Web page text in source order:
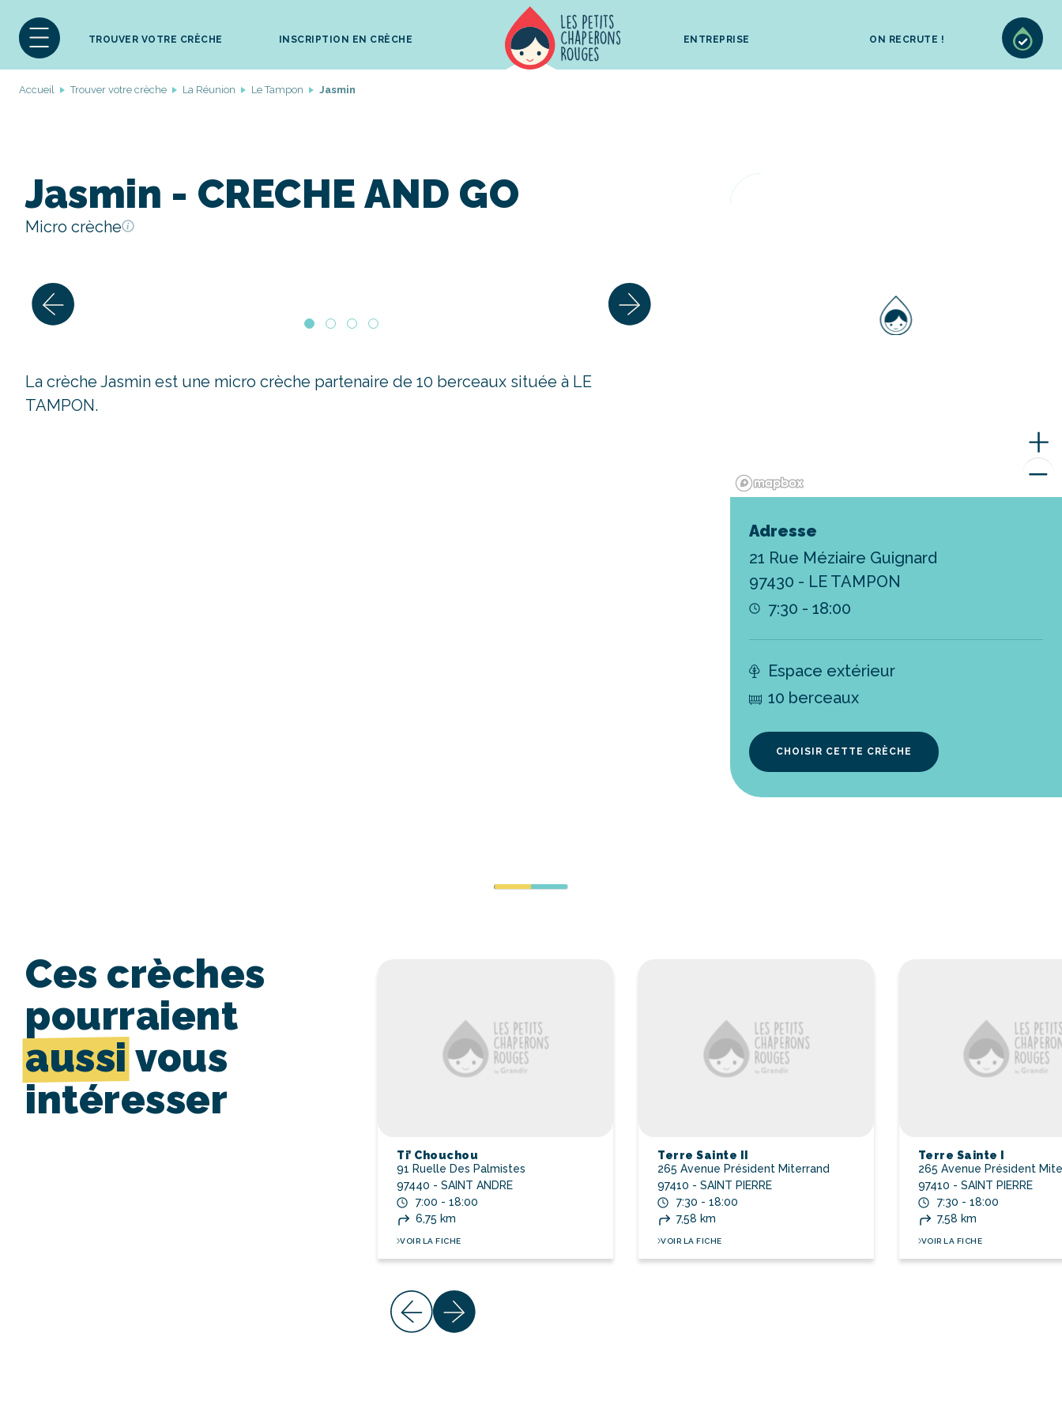
TROUVER VOTRE CRÈCHE INSCRIPTION EN CRÈCHE ENTREPRISE ON RECRUTE !
Accueil Trouver votre crèche La Réunion Le Tampon Jasmin
Jasmin - CRECHE AND GO
Micro crèche
Adresse
21 Rue Méziaire Guignard
97430 - LE TAMPON
7:30 - 18:00
Espace extérieur
10 berceaux
CHOISIR CETTE CRÈCHE
La crèche Jasmin est une micro crèche partenaire de 10 berceaux située à LE
TAMPON.
Ces crèches
pourraient
aussi vous
intéresser
Ti’ Chouchou
91 Ruelle Des Palmistes
97440 - SAINT ANDRE
7:00 - 18:00
6,75 km
VOIR LA FICHE
Terre Sainte II
265 Avenue Président Miterrand
97410 - SAINT PIERRE
7:30 - 18:00
7,58 km
VOIR LA FICHE
Terre Sainte I
265 Avenue Président
97410 - SAINT PIERRE
7:30 - 18:00
7,58 km
VOIR LA FICHE